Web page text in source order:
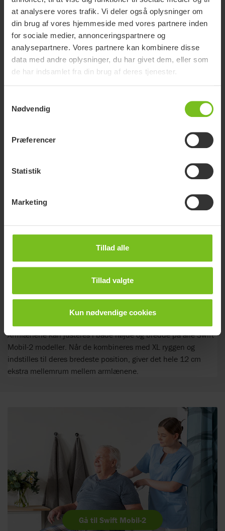
at analysere vores trafik. Vi deler også oplysninger om
din brug af vores hjemmeside med vores partnere inden
for sociale medier, annonceringspartnere og
analysepartnere. Vores partnere kan kombinere disse
data med andre oplysninger, du har givet dem, eller som
de har indsamlet fra din brug af deres tjenester.
Nødvendig
Præferencer
Statistik
Marketing
Tillad alle
Tillad valgte
Kun nødvendige cookies
Kit for øget afstand ml. benstøtter, der øger afstanden med 12
tilbehørssæt, der nemt kan monteres på Swift Mobil 24".
Armlænene kan justeres i både højde og bredde på alle Swift
Mobil-2 modeller. Når de kombineres med XL ryggen og
indstilles til deres bredeste position, giver det hele 12 cm
ekstra mellemrum mellem armlænene.
Gå til Swift Mobil-2